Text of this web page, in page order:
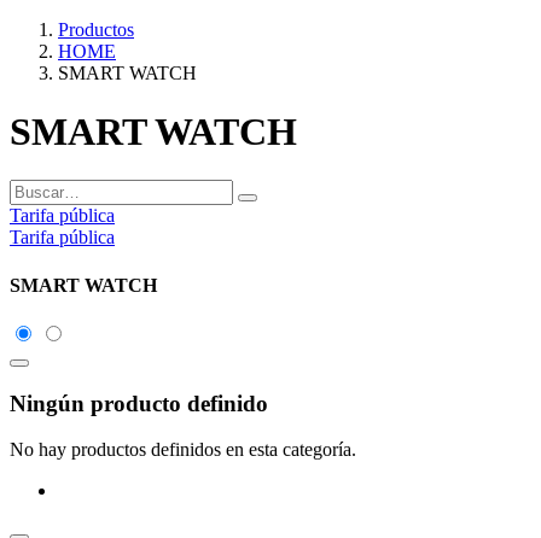
Productos
HOME
SMART WATCH
SMART WATCH
Tarifa pública
Tarifa pública
SMART WATCH
Ningún producto definido
No hay productos definidos en esta categoría.